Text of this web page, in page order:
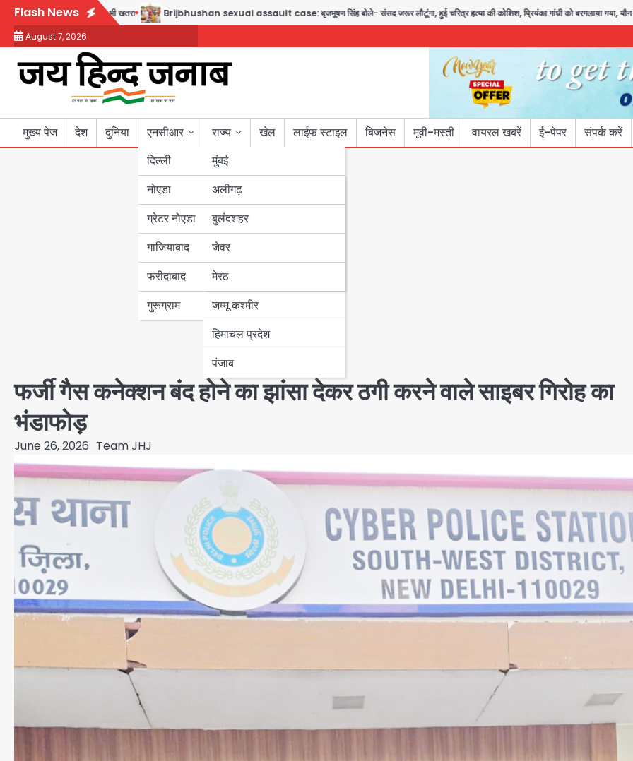
Skip
content
Flash News
पर भी खतरा Brijbhushan sexual assault case: बृजभूषण सिंह बोले- संसद जरूर लौटूंगा, हुई चरित्र हत्या की कोशिश, प्रियंका गांधी को बरगलाया गया, यौन शोषण नहीं ‘गुड-बैड
August 7, 2026
मुख्य पेज देश दुनिया
एनसीआर
दिल्ली
नोएडा
ग्रेटर नोएडा
गाजियाबाद
फरीदाबाद
गुरूग्राम
राज्य
मुंबई
उत्तर प्रदेश
अलीगढ़
बुलंदशहर
जेवर
मेरठ
बिहार
पंजाब
हरियाणा
जम्मू कश्मीर
हिमाचल प्रदेश
पंजाब
खेल लाईफ स्टाइल बिजनेस मूवी-मस्ती वायरल खबरें ई-पेपर संपर्क करें
फर्जी गैस कनेक्शन बंद होने का झांसा देकर ठगी करने वाले साइबर गिरोह का
भंडाफोड़
June 26, 2026 Team JHJ